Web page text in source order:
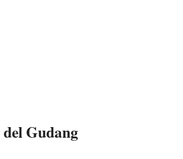
Gudang